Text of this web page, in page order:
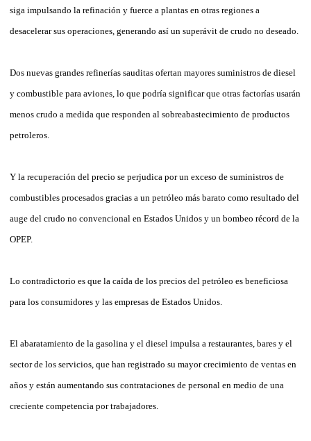
siga impulsando la refinación y fuerce a plantas en otras regiones a
desacelerar sus operaciones, generando así un superávit de crudo no deseado.
Dos nuevas grandes refinerías sauditas ofertan mayores suministros de diesel
y combustible para aviones, lo que podría significar que otras factorías usarán
menos crudo a medida que responden al sobreabastecimiento de productos
petroleros.
Y la recuperación del precio se perjudica por un exceso de suministros de
combustibles procesados gracias a un petróleo más barato como resultado del
auge del crudo no convencional en Estados Unidos y un bombeo récord de la
OPEP.
Lo contradictorio es que la caída de los precios del petróleo es beneficiosa
para los consumidores y las empresas de Estados Unidos.
El abaratamiento de la gasolina y el diesel impulsa a restaurantes, bares y el
sector de los servicios, que han registrado su mayor crecimiento de ventas en
años y están aumentando sus contrataciones de personal en medio de una
creciente competencia por trabajadores.